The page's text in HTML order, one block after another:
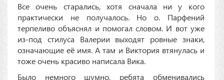
Все очень старались, хотя сначала ни у кого
практически не получалось. Но о. Парфений
терпеливо объяснял и помогал словом. И вот уже
из-под стилуса Валерии выходят ровные знаки,
означающие её имя. А там и Виктория втянулась и
тоже очень красиво написала Вика.
Было немного шумно, ребята обменивались